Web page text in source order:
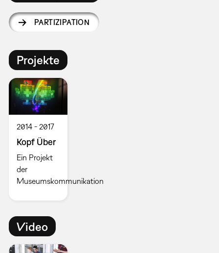
PARTIZIPATION
Projekte
2014 2017
Kopf Über
Ein Projekt
der
Museumskommunikation
Video